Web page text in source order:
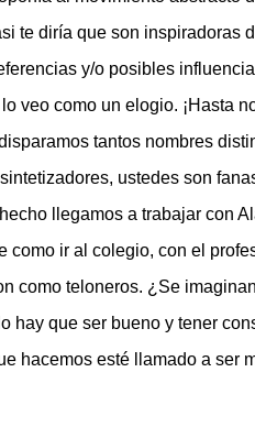
te diría que son
y/o posibles
veo como un elogio. ¡Hasta
tantos nombres
ustedes son
llegamos a trabajar con
como ir al colegio, con el
como teloneros. ¿Se
hay que ser bueno y tener
hacemos esté llamado a ser